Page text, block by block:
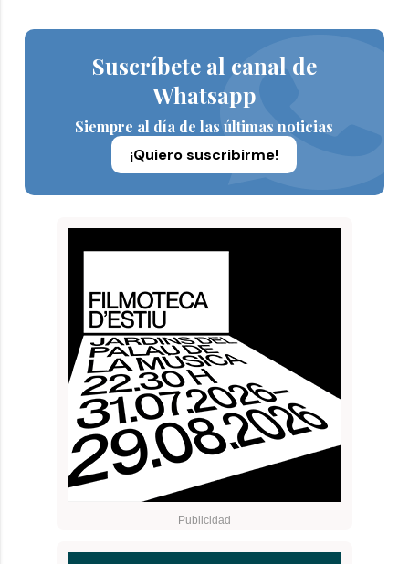
Suscríbete al canal de
Whatsapp
Siempre al día de las últimas noticias
¡Quiero suscribirme!